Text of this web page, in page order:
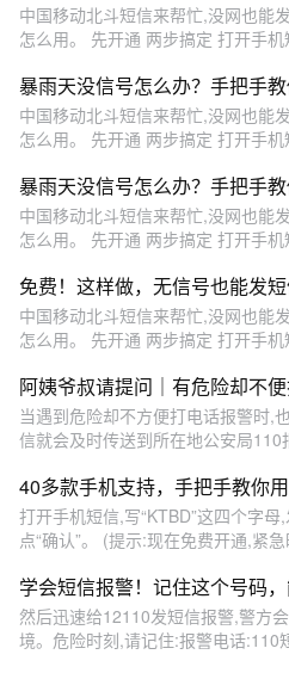
中国移动北斗短信来帮忙,没网也能
怎么用。 先开通 两步搞定 打开手机
暴雨天没信号怎么办？手把手
中国移动北斗短信来帮忙,没网也能
怎么用。 先开通 两步搞定 打开手机
暴雨天没信号怎么办？手把手
中国移动北斗短信来帮忙,没网也能
怎么用。 先开通 两步搞定 打开手机
免费！这样做，无信号也能发
中国移动北斗短信来帮忙,没网也能
怎么用。 先开通 两步搞定 打开手机
阿姨爷叔请提问｜有危险却不
当遇到危险却不方便打电话报警时,
信就会及时传送到所在地公安局110
40多款手机支持，手把手教你
打开手机短信,写“KTBD”这四个字
点“确认”。 (提示:现在免费开通,紧
学会短信报警！记住这个号码
然后迅速给12110发短信报警,警方
境。危险时刻,请记住:报警电话:110